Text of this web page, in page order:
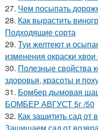
27. Чем посыпать
28. Как вырастить
Подходящие сорта
29. Туи желтеют и
изменения окраски
30. Полезные свойства
здоровья, красоты и
31. Бомбер дымовая
БОМБЕР АВГУСТ 5г /50
32. Как защитить сад от